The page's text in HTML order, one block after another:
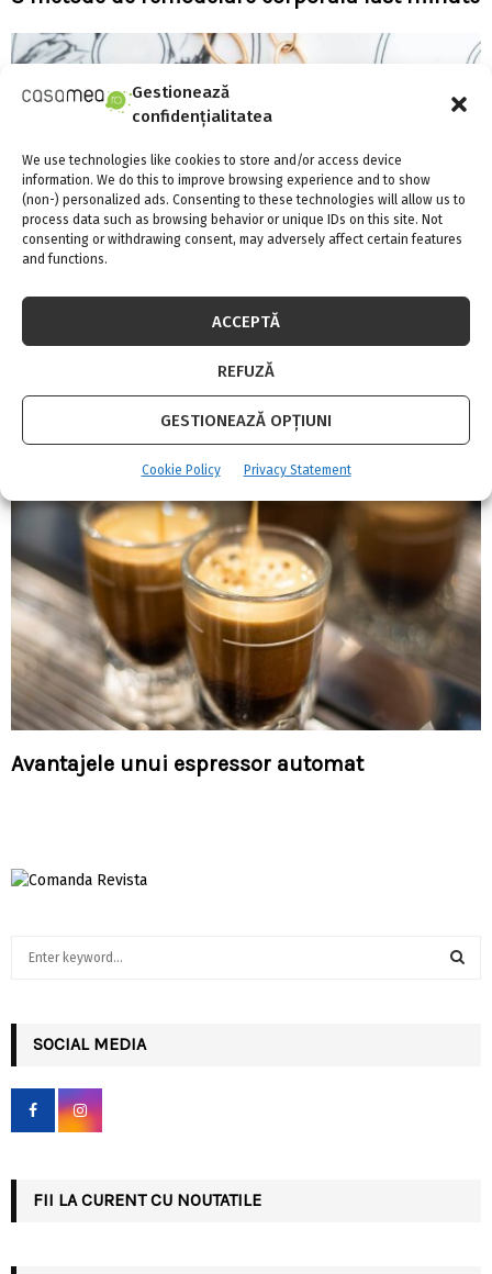
Gestionează
confidențialitatea
We use technologies like cookies to store and/or access device
information. We do this to improve browsing experience and to show
(non-) personalized ads. Consenting to these technologies will allow us to
process data such as browsing behavior or unique IDs on this site. Not
consenting or withdrawing consent, may adversely affect certain features
and functions.
ACCEPTĂ
REFUZĂ
GESTIONEAZĂ OPȚIUNI
Cookie Policy Privacy Statement
DESPRE FLUTURI ȘI METAMORFOZĂ
Avantajele unui espressor automat
h
f
r
SOCIAL MEDIA
FII LA CURENT CU NOUTATILE